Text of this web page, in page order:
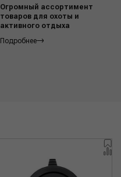
Огромный ассортимент
товаров для охоты и
активного отдыха
Подробнее